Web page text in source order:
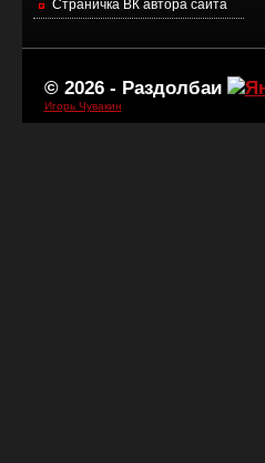
Страничка ВК автора сайта
© 2026 - Раздолбаи
Игорь Чувакин